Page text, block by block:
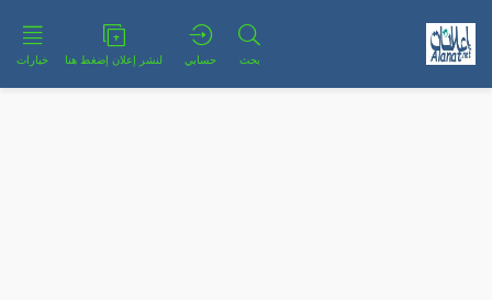
بحث حسابي لنشر إعلان إضغط هنا خيارات